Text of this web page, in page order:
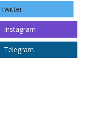
Twitter
Instagram
Telegram